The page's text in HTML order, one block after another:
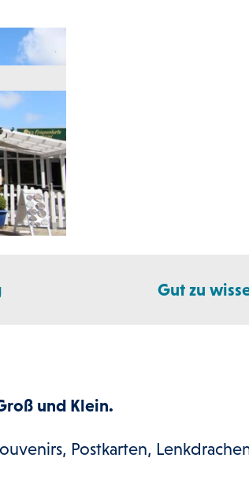
Gut zu
und Klein.
Postkarten,